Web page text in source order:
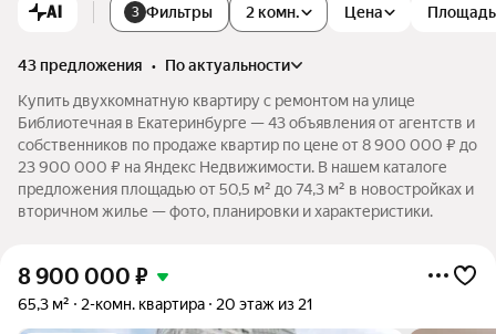
AI 3 Фильтры 2 комн. Цена Площадь
43 предложения •
по актуальности
Купить двухкомнатную квартиру с ремонтом на улице
Библиотечная в Екатеринбурге — 43 объявления от агентств и
собственников по продаже квартир по цене от 8 900 000 ₽ до
23 900 000 ₽ на Яндекс Недвижимости. В нашем каталоге
предложения площадью от 50,5 м² до 74,3 м² в новостройках и
вторичном жилье — фото, планировки и характеристики.
8 900 000 ₽
65,3 м² 2-комн. квартира 20 этаж из 21